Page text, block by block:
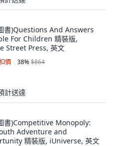
書)Questions And Answers
For Children 精裝版,
Street Press, 英文
價 38%$864
計送達
書)Competitive Monopoly:
Adventure and
精裝版, iUniverse, 英文